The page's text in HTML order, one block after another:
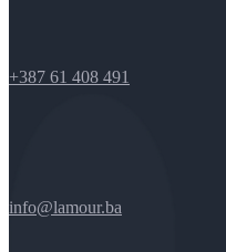
+387 61 408 491
info@lamour.ba